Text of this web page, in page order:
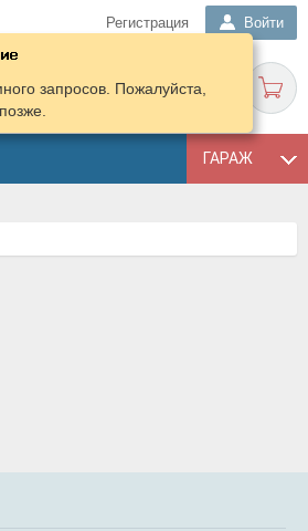
Регистрация Войти
ГАРАЖ
запросов. Пожалуйста,